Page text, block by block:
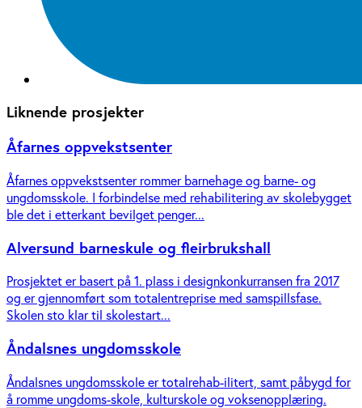
Liknende prosjekter
Åfarnes oppvekstsenter
Åfarnes oppvekstsenter rommer barnehage og barne- og
ungdomsskole. I forbindelse med rehabilitering av skolebygget
ble det i etterkant bevilget penger...
Alversund barneskule og fleirbrukshall
Prosjektet er basert på 1. plass i designkonkurransen fra 2017
og er gjennomført som totalentreprise med samspillsfase.
Skolen sto klar til skolestart...
Åndalsnes ungdomsskole
Åndalsnes ungdomsskole er totalrehab-ilitert, samt påbygd for
å romme ungdoms-skole, kulturskole og voksenopplæring.